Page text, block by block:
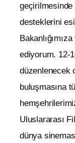
geçirilmesinde
desteklerini
ediyorum. 12-
düzenlenecek
buluşmasına
Uluslararası
dünya